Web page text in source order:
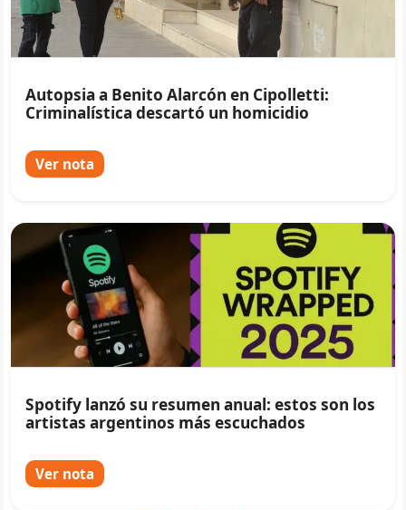
Autopsia a Benito Alarcón en Cipolletti:
Criminalística descartó un homicidio
Ver nota
Spotify lanzó su resumen anual: estos son los
artistas argentinos más escuchados
Ver nota